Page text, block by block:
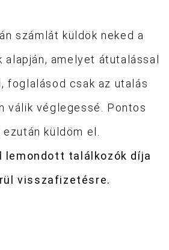
számlát küldök neked a
amelyet átutalással
foglalásod csak az utalás
válik véglegessé. Pontos
küldöm el.
lemondott találkozók díja
visszafizetésre.